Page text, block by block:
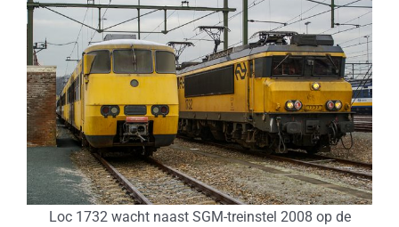
Loc 1732 wacht naast SGM-treinstel 2008 op de